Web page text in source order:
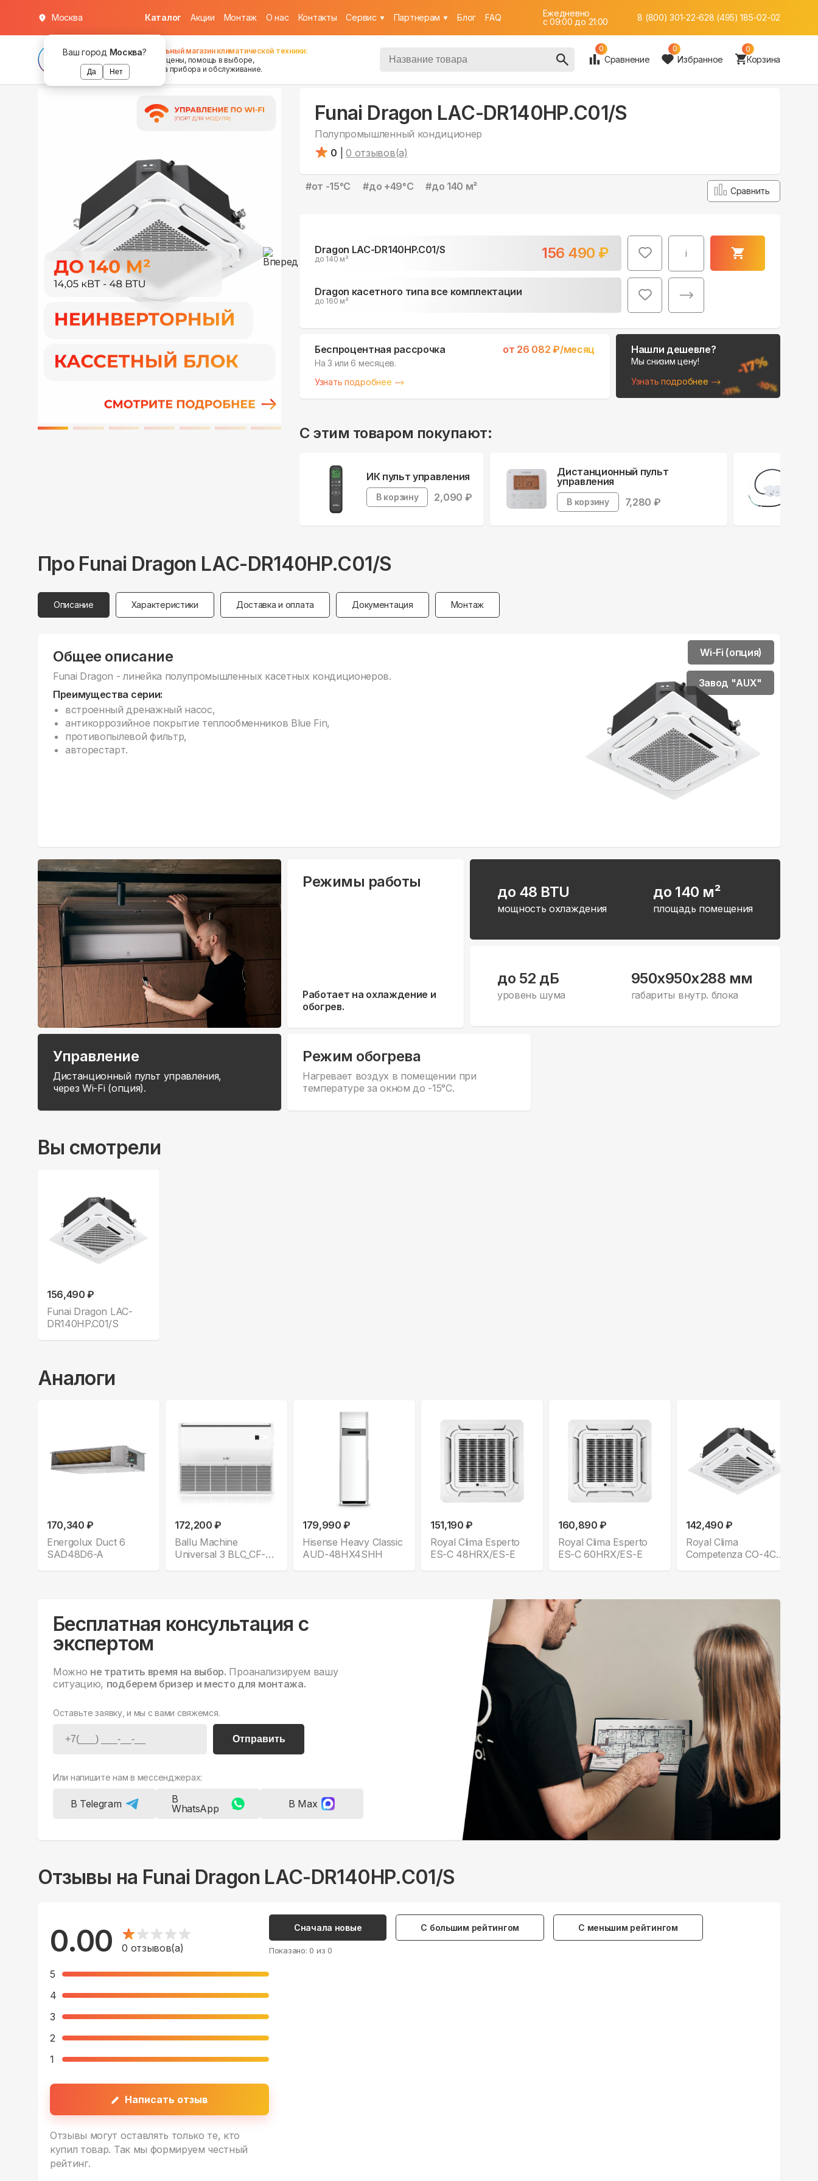
Ваш город Москва?
Да Нет
Москва Каталог Акции Монтаж О нас Контакты Cервис Партнерам Блог FAQ
Ежедневно
c 09:00 до 21:00
8 (800) 301-22-628 (495) 185-02-02
Федеральный магазин климатической техники:
хорошие цены, помощь в выборе,
установка прибора и обслуживание.
0
Сравнение
0
Избранное
0
Корзина
Поможем выбрать
место для монтажа:
В Telegram
Funai Dragon LAC-DR140HP.C01/S
Полупромышленный кондиционер
0
0 отзывов(а)
#от -15°С #до +49°С #до 140 м² Сравнить
Dragon LAC-DR140HP.C01/S
до 140 м² 156 490 ₽ i
в наличии
Dragon касетного типа все комплектации
до 160 м²
в наличии
Беспроцентная рассрочка от 26 082 ₽/месяц
На 3 или 6 месяцев.
Узнать подробнее
Нашли дешевле?
Мы снизим цену!
Узнать подробнее
С этим товаром покупают:
ИК пульт управления
В корзину 2,090 ₽
Дистанционный пульт
управления
В корзину 7,280 ₽
Про Funai Dragon LAC-DR140HP.C01/S
Описание Характеристики Доставка и оплата Документация Монтаж
Общее описание
Funai Dragon - линейка полупромышленных касетных кондиционеров.
Преимущества серии:
встроенный дренажный насос,
антикоррозийное покрытие теплообменников Blue Fin,
противопылевой фильтр,
авторестарт.
Wi-Fi (опция)
Завод "AUX"
Режимы работы
Работает на охлаждение и
обогрев.
до 48 BTU
мощность охлаждения
до 140 м²
площадь помещения
до 52 дБ
уровень шума
950x950x288 мм
габариты внутр. блока
Управление
Дистанционный пульт управления,
через Wi-Fi (опция).
Режим обогрева
Нагревает воздух в помещении при
температуре за окном до -15°С.
Вы смотрели
156,490 ₽
Funai Dragon LAC-
DR140HP.C01/S
Аналоги
170,340 ₽
Energolux Duct 6
SAD48D6-A
172,200 ₽
Ballu Machine
Universal 3 BLC_CF-
179,990 ₽
Hisense Heavy Classic
AUD-48HX4SHH
151,190 ₽
Royal Clima Esperto
ES-C 48HRX/ES-E
160,890 ₽
Royal Clima Esperto
ES-C 60HRX/ES-E
142,490 ₽
Royal Clima
Competenza CO-4C
Бесплатная консультация с
экспертом
Можно не тратить время на выбор. Проанализируем вашу
ситуацию, подберем бризер и место для монтажа.
Оставьте заявку, и мы с вами свяжемся.
Отправить
Или напишите нам в мессенджерах:
В Telegram
В
WhatsApp
В Max
Отзывы на Funai Dragon LAC-DR140HP.C01/S
0.00 0 отзывов(а)
5
4
3
2
1
Написать отзыв
Отзывы могут оставлять только те, кто
купил товар. Так мы формируем честный
рейтинг.
Сначала новые С большим рейтингом С меньшим рейтингом
Показано: 0 из 0